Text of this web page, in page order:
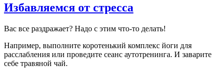
Избавляемся от стресса
Вас все раздражает? Надо с этим что-то делать!
Например, выполните коротенький комплекс йоги для
расслабления или проведите сеанс аутотренинга. И заварите
себе травяной чай.